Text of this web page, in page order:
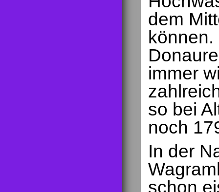
dem
immer
so bei
noch
In der
schon